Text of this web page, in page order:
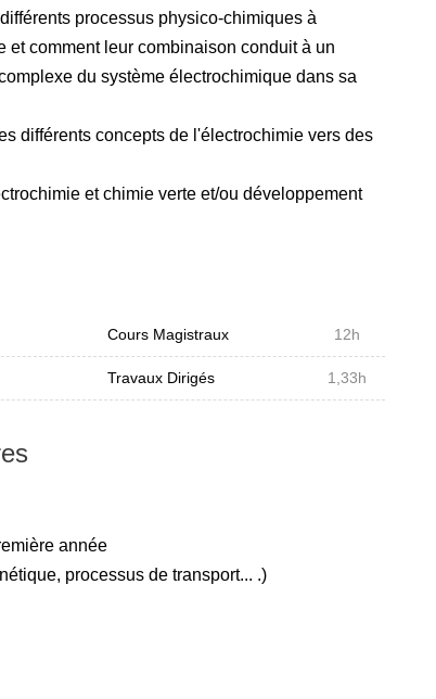
processus physico-chimiques à
et comment leur combinaison conduit à un
du système électrochimique dans sa
différents concepts de l'électrochimie vers des
et chimie verte et/ou développement
Cours Magistraux 12h
Travaux Dirigés 1,33h
année
processus de transport... .)